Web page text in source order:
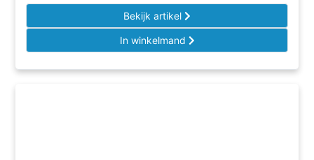
Bekijk artikel
In winkelmand